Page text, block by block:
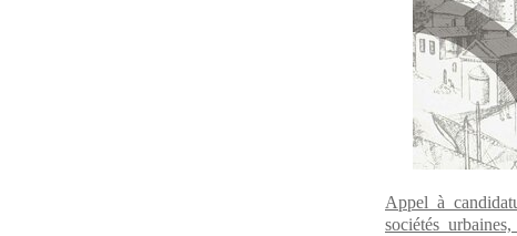
Appel à
sociétés